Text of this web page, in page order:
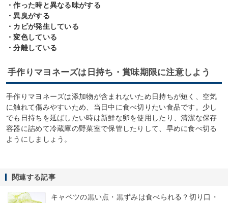
・作った時と異なる味がする
・異臭がする
・カビが発生している
・変色している
・分離している
手作りマヨネーズは日持ち・賞味期限に注意しよう
手作りマヨネーズは添加物が含まれないため日持ちが短く、空気
に触れて傷みやすいため、当日中に食べ切りたい食品です。少し
でも日持ちを延ばしたい時は新鮮な卵を使用したり、清潔な保存
容器に詰めて冷蔵庫の野菜室で保管したりして、早めに食べ切る
ようにしましょう。
関連する記事
キャベツの黒い点・黒ずみは食べられる？切り口・